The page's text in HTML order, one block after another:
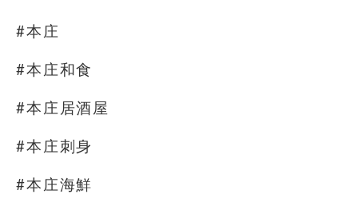
#本庄
#本庄和食
#本庄居酒屋
#本庄刺身
#本庄海鮮